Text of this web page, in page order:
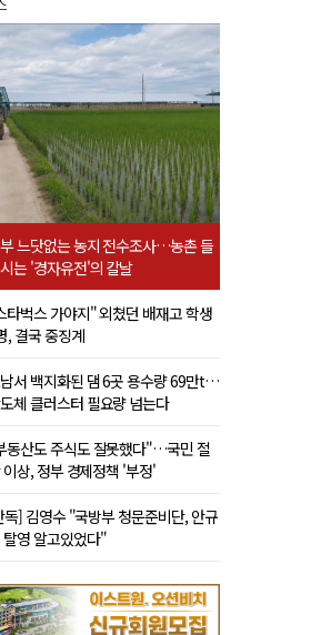
느닷없는 농지 전수조사…농촌 들
는 '경자유전'의 칼날
타벅스 가야지" 외쳤던 배재고 학생
, 결국 중징계
서 백지화된 댐 6곳 용수량 69만t…
체 클러스터 필요량 넘는다
동산도 주식도 잘못했다"…국민 절
이상, 정부 경제정책 '부정'
독] 김영수 "국방부 청문준비단, 안규
탈영 알고있었다"